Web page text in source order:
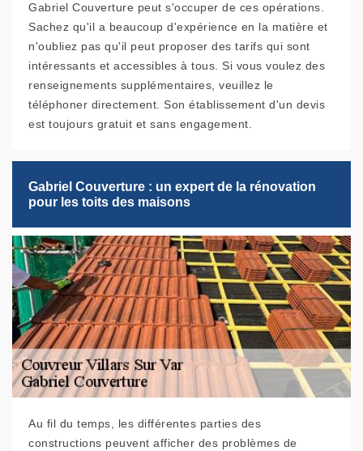
Gabriel Couverture peut s'occuper de ces opérations.
Sachez qu'il a beaucoup d'expérience en la matière et
n'oubliez pas qu'il peut proposer des tarifs qui sont
intéressants et accessibles à tous. Si vous voulez des
renseignements supplémentaires, veuillez le
téléphoner directement. Son établissement d'un devis
est toujours gratuit et sans engagement.
Gabriel Couverture : un expert de la rénovation
pour les toits des maisons
Au fil du temps, les différentes parties des
constructions peuvent afficher des problèmes de